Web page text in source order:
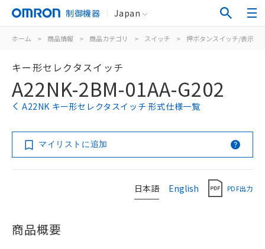
制御機器 Japan
ホーム > 商品情報 > 商品カテゴリ > スイッチ > 押ボタンスイッチ/表示灯
キー形セレクタスイッチ
A22NK-2BM-01AA-G202
A22NK キー形セレクタスイッチ 形式仕様一覧
マイリストに追加
日本語 English PDF出力
商品概要